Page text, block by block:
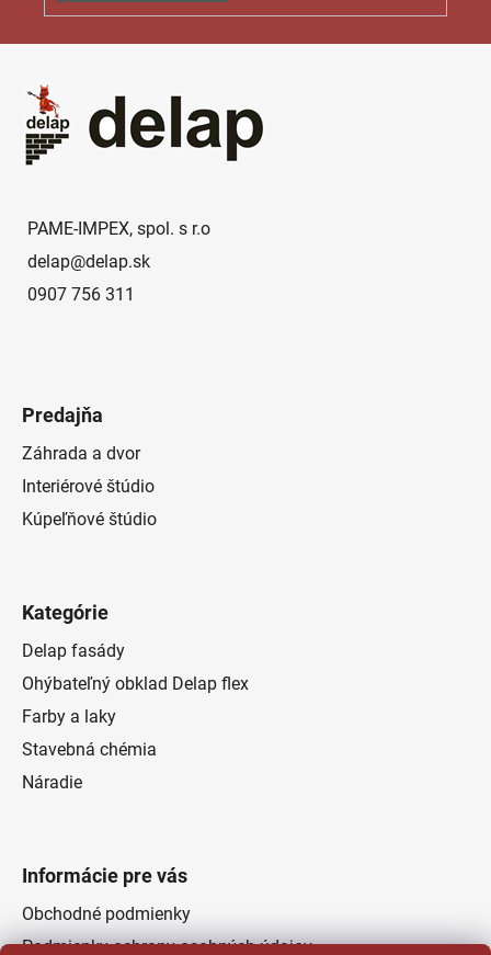
PAME-IMPEX, spol. s r.o
delap@delap.sk
0907 756 311
Predajňa
Záhrada a dvor
Interiérové štúdio
Kúpeľňové štúdio
Kategórie
Delap fasády
Ohýbateľný obklad Delap flex
Farby a laky
Stavebná chémia
Náradie
Informácie pre vás
Obchodné podmienky
Podmienky ochrany osobných údajov